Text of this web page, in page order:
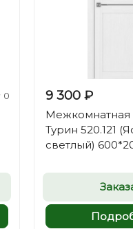
0 9 300 ₽
Межкомнатная
Турин 520.121
светлый)